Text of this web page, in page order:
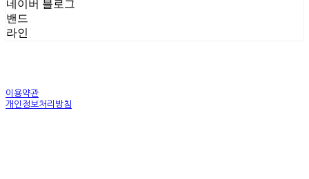
네이버 블로그
밴드
라인
이용약관
개인정보처리방침